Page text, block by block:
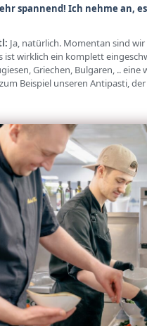
spannend! Ich nehme an,
Ja, natürlich. Momentan sind
ist wirklich ein komplett
Griechen, Bulgaren, ..
Beispiel unseren Antipasti,